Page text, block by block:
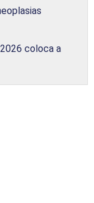
coloca a